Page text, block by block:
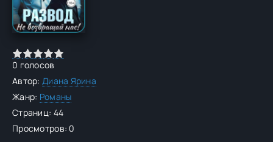
0 голосов
Автор: Диана Ярина
Жанр: Романы
Страниц: 44
Просмотров: 0